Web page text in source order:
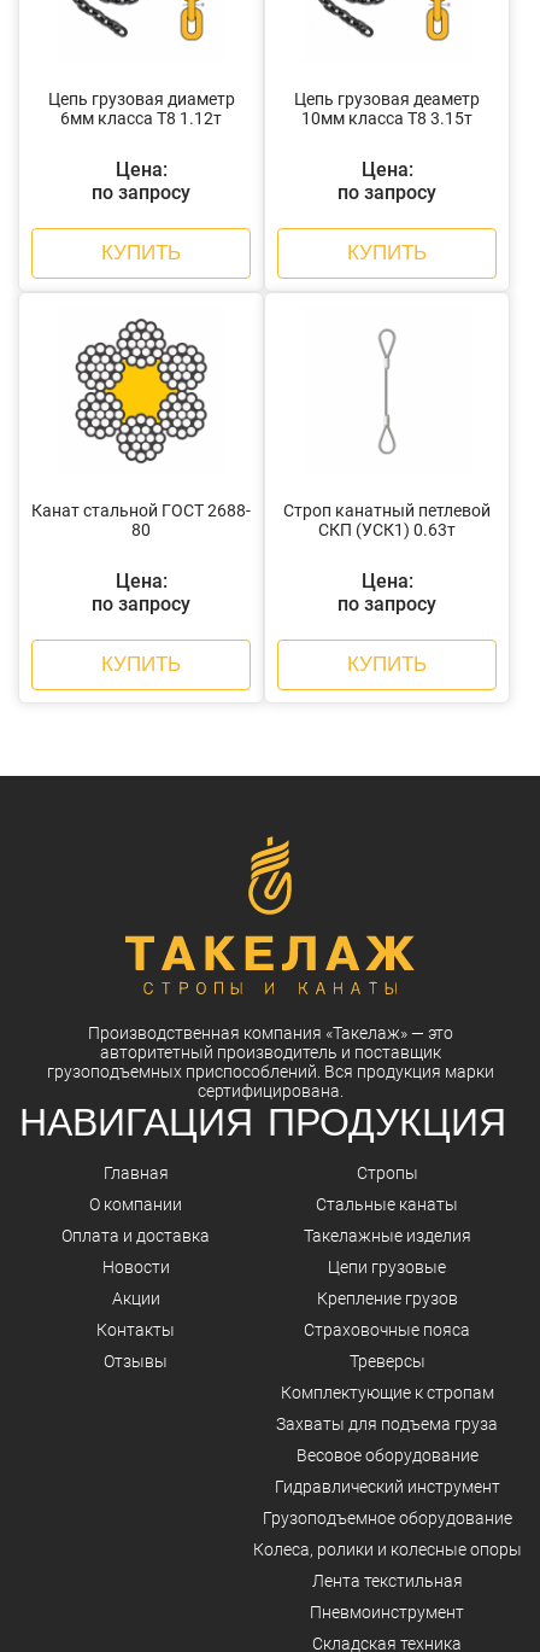
Цепь грузовая диаметр
6мм класса Т8 1.12т
Цена:
по запросу
КУПИТЬ
Цепь грузовая деаметр
10мм класса Т8 3.15т
Цена:
по запросу
КУПИТЬ
Канат стальной ГОСТ 2688-
80
Цена:
по запросу
КУПИТЬ
Строп канатный петлевой
СКП (УСК1) 0.63т
Цена:
по запросу
КУПИТЬ
Производственная компания «Такелаж»— это
авторитетный производитель и поставщик
грузоподъемных приспособлений. Вся продукция марки
сертифицирована.
НАВИГАЦИЯ
Главная
О компании
Оплата и доставка
Новости
Акции
Контакты
Отзывы
ПРОДУКЦИЯ
Стропы
Стальные канаты
Такелажные изделия
Цепи грузовые
Крепление грузов
Страховочные пояса
Треверсы
Комплектующие к стропам
Захваты для подъема груза
Весовое оборудование
Гидравлический инструмент
Грузоподъемное оборудование
Колеса, ролики и колесные опоры
Лента текстильная
Пневмоинструмент
Складская техника